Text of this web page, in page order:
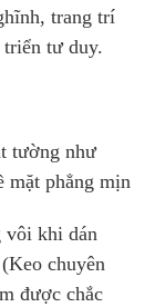
trang trí
triển tư duy.
tường như
mặt phẳng mịn
vôi khi dán
chuyên
được chắc